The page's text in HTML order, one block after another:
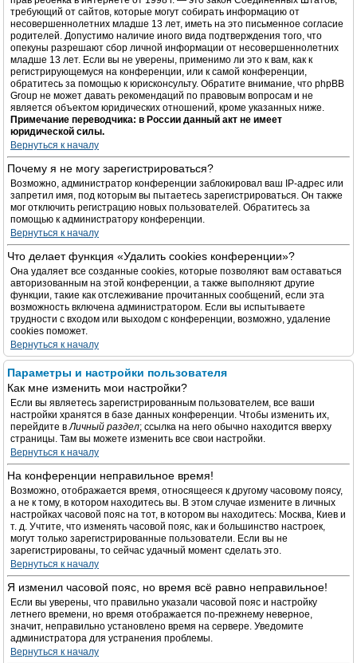
требующий от сайтов, которые могут собирать информацию от
несовершеннолетних младше 13 лет, иметь на это письменное согласие
родителей. Допустимо наличие иного вида подтверждения того, что
опекуны разрешают сбор личной информации от несовершеннолетних
младше 13 лет. Если вы не уверены, применимо ли это к вам, как к
регистрирующемуся на конференции, или к самой конференции,
обратитесь за помощью к юрисконсульту. Обратите внимание, что phpBB
Group не может давать рекомендаций по правовым вопросам и не
является объектом юридических отношений, кроме указанных ниже.
Примечание переводчика: в России данный акт не имеет
юридической силы.
Вернуться к началу
Почему я не могу зарегистрироваться?
Возможно, администратор конференции заблокировал ваш IP-адрес или
запретил имя, под которым вы пытаетесь зарегистрироваться. Он также
мог отключить регистрацию новых пользователей. Обратитесь за
помощью к администратору конференции.
Вернуться к началу
Что делает функция «Удалить cookies конференции»?
Она удаляет все созданные cookies, которые позволяют вам оставаться
авторизованным на этой конференции, а также выполняют другие
функции, такие как отслеживание прочитанных сообщений, если эта
возможность включена администратором. Если вы испытываете
трудности с входом или выходом с конференции, возможно, удаление
cookies поможет.
Вернуться к началу
Параметры и настройки пользователя
Как мне изменить мои настройки?
Если вы являетесь зарегистрированным пользователем, все ваши
настройки хранятся в базе данных конференции. Чтобы изменить их,
перейдите вЛичный раздел; ссылка на него обычно находится вверху
страницы. Там вы можете изменить все свои настройки.
Вернуться к началу
На конференции неправильное время!
Возможно, отображается время, относящееся к другому часовому поясу,
а не к тому, в котором находитесь вы. В этом случае измените в личных
настройках часовой пояс на тот, в котором вы находитесь: Москва, Киев и
т. д. Учтите, что изменять часовой пояс, как и большинство настроек,
могут только зарегистрированные пользователи. Если вы не
зарегистрированы, то сейчас удачный момент сделать это.
Вернуться к началу
Я изменил часовой пояс, но время всё равно неправильное!
Если вы уверены, что правильно указали часовой пояс и настройку
летнего времени, но время отображается по-прежнему неверное,
значит, неправильно установлено время на сервере. Уведомите
администратора для устранения проблемы.
Вернуться к началу